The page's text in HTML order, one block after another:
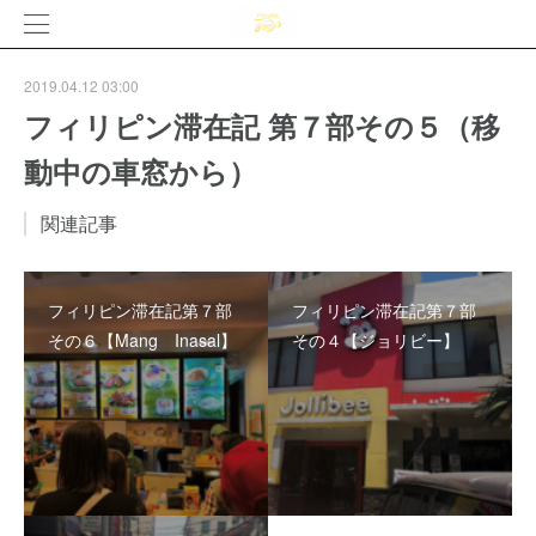
2019.04.12 03:00
フィリピン滞在記 第７部その５（移
動中の車窓から）
関連記事
フィリピン滞在記第７部
その６【Mang Inasal】
フィリピン滞在記第７部
その４【ジョリビー】